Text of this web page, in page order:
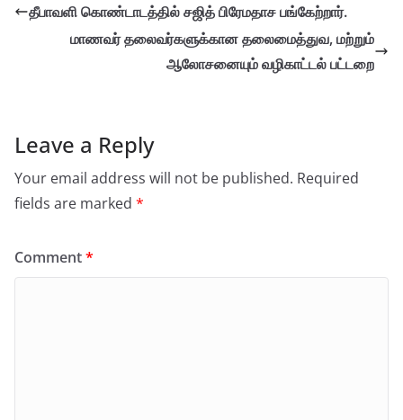
தீபாவளி கொண்டாடத்தில் சஜித் பிரேமதாச பங்கேற்றார்.
மாணவர் தலைவர்களுக்கான தலைமைத்துவ, மற்றும்
ஆலோசனையும் வழிகாட்டல் பட்டறை
Leave a Reply
Your email address will not be published. Required
fields are marked *
Comment*